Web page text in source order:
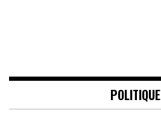
POLITIQUE